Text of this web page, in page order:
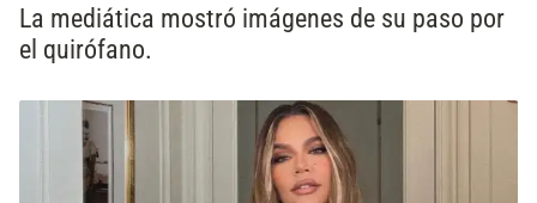
La mediática mostró imágenes de su paso por
el quirófano.